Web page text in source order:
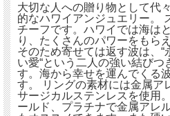
大切な人への贈り物として代
的なハワイアンジュエリー。
チーフです。ハワイでは海は
り、たくさんのパワーをもら
そのため寄せては返す波は、
い愛“という二人の強い結びつ
す。海から幸せを運んでくる
す。 リングの素材には金属ア
サージカルステンレスを使用
ールド、プラチナで金属アレ